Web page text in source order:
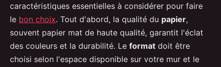
caractéristiques essentielles à considérer pour faire
le bon choix. Tout d'abord, la qualité du papier,
souvent papier mat de haute qualité, garantit l'éclat
des couleurs et la durabilité. Le format doit être
choisi selon l'espace disponible sur votre mur et le